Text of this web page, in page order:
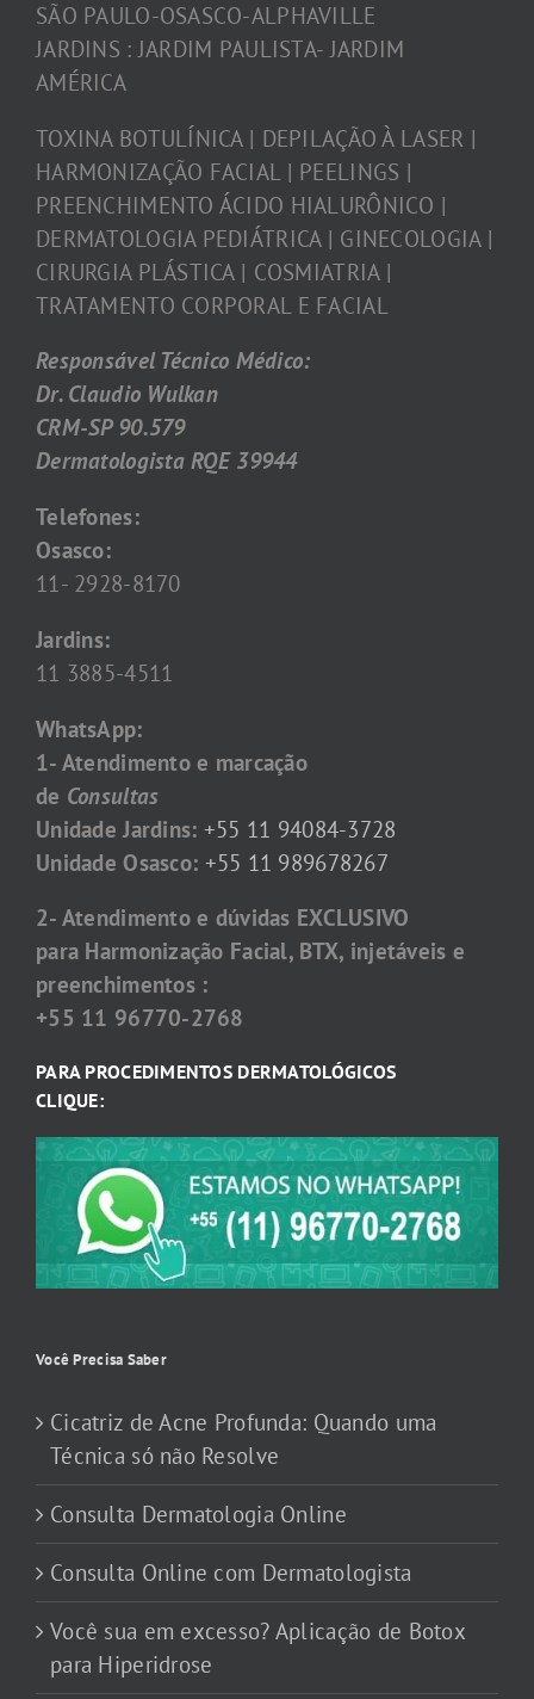
SÃO PAULO-OSASCO-ALPHAVILLE
JARDINS : JARDIM PAULISTA- JARDIM
AMÉRICA
TOXINA BOTULÍNICA | DEPILAÇÃO À LASER |
HARMONIZAÇÃO FACIAL | PEELINGS |
PREENCHIMENTO ÁCIDO HIALURÔNICO |
DERMATOLOGIA PEDIÁTRICA | GINECOLOGIA |
CIRURGIA PLÁSTICA | COSMIATRIA |
TRATAMENTO CORPORAL E FACIAL
Responsável Técnico Médico:
Dr. Claudio Wulkan
CRM-SP 90.579
Dermatologista RQE 39944
Telefones:
Osasco:
11- 2928-8170
Jardins:
11 3885-4511
WhatsApp:
1- Atendimento e marcação
de Consultas
Unidade Jardins: +55 11 94084-3728
Unidade Osasco: +55 11 989678267
2- Atendimento e dúvidas EXCLUSIVO
para Harmonização Facial, BTX, injetáveis e
preenchimentos :
+55 11 96770-2768
PARA PROCEDIMENTOS DERMATOLÓGICOS
CLIQUE:
Você Precisa Saber
Cicatriz de Acne Profunda: Quando uma
Técnica só não Resolve
Consulta Dermatologia Online
Consulta Online com Dermatologista
Você sua em excesso? Aplicação de Botox
para Hiperidrose